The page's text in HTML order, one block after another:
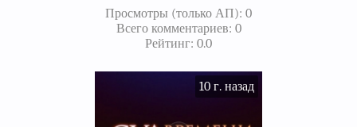
Просмотры (только АП): 0
Всего комментариев: 0
Рейтинг: 0.0
10 г. назад